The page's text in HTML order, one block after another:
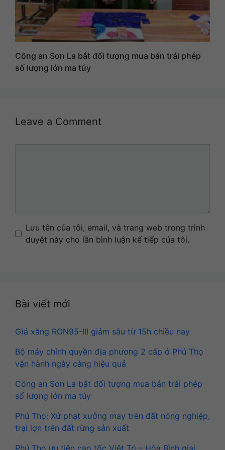
Công an Sơn La bắt đối tượng mua bán trái phép
số lượng lớn ma túy
Leave a Comment
Name
Email
Website
Lưu tên của tôi, email, và trang web trong trình
duyệt này cho lần bình luận kế tiếp của tôi.
Bài viết mới
Giá xăng RON95-III giảm sâu từ 15h chiều nay
Bộ máy chính quyền địa phương 2 cấp ở Phú Thọ
vận hành ngày càng hiệu quả
Công an Sơn La bắt đối tượng mua bán trái phép
số lượng lớn ma túy
Phú Thọ: Xử phạt xưởng may trên đất nông nghiệp,
trại lợn trên đất rừng sản xuất